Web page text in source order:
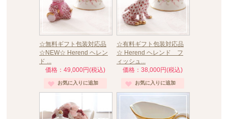
☆無料ギフト包装対応品
☆NEW☆ Herend ヘレン
ド ...
価格：49,000円(税込)
☆有料ギフト包装対応品
☆ Herend ヘレンド フ
ィッシュ...
価格：38,000円(税込)